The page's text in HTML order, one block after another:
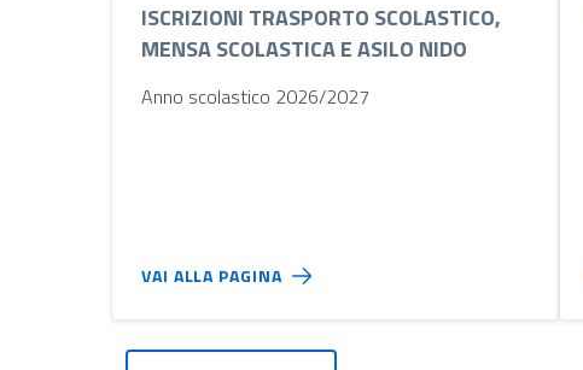
ISCRIZIONI TRASPORTO SCOLASTICO,
MENSA SCOLASTICA E ASILO NIDO
Anno scolastico 2026/2027
VAI ALLA PAGINA